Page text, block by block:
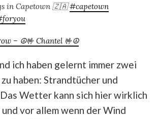
in Capetown 🇿🇦#capetown
– ☮️🤟 Chantel 🤟☮️
ich haben gelernt immer zwei
haben: Strandtücher und
Wetter kann sich hier wirklich
vor allem wenn der Wind